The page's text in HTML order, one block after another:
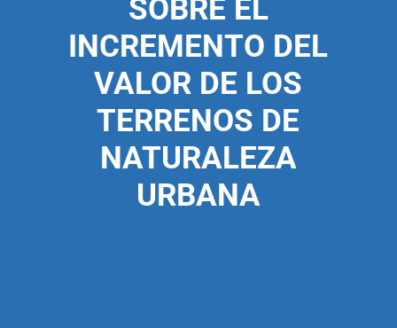
SOBRE EL
INCREMENTO DEL
VALOR DE LOS
TERRENOS DE
NATURALEZA
URBANA